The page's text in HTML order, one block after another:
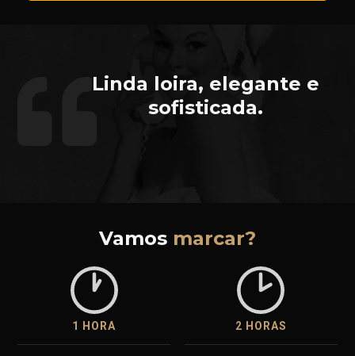
Linda loira, elegante e
sofisticada.
Vamos marcar?
1 HORA 2 HORAS